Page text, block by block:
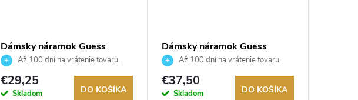
Dámsky náramok Guess
JUBB02248JWYGS
Až 100 dní na vrátenie tovaru.
Autorizovaný predajca.
€29,25
Skladom DO KOŠÍKA
Dámsky náramok Guess
JUBB05022JWYGS
Až 100 dní na vrátenie tovaru.
Autorizovaný predajca.
€37,50
Skladom DO KOŠÍKA